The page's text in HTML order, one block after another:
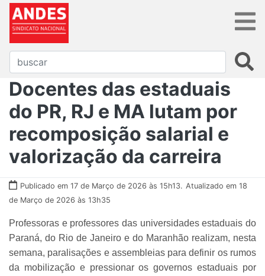
Docentes das estaduais
do PR, RJ e MA lutam por
recomposição salarial e
valorização da carreira
Publicado em 17 de Março de 2026 às 15h13. Atualizado em 18
de Março de 2026 às 13h35
Professoras e professores das universidades estaduais do
Paraná, do Rio de Janeiro e do Maranhão realizam, nesta
semana, paralisações e assembleias para definir os rumos
da mobilização e pressionar os governos estaduais por